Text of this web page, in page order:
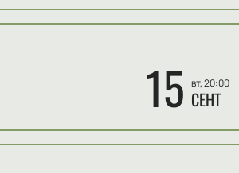
15 вт, 20:00
СЕНТ